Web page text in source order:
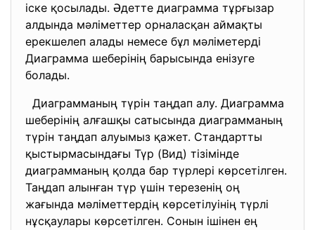
іске қосылады. Әдетте диаграмма тұрғызар
алдында мәліметтер орналасқан аймақты
ерекшелеп алады немесе бұл мәліметерді
Диаграмма шеберінің барысында енізуге
болады.
Диаграмманың түрін таңдап алу. Диаграмма
шеберінің алғашқы сатысында диаграмманың
түрін таңдап алуымыз қажет. Стандартты
қыстырмасындағы Түр (Вид) тізімінде
диаграмманың қолда бар түрлері көрсетілген.
Таңдап алынған түр үшін терезенің оң
жағында мәліметтердің көрсетілуінің түрлі
нұсқаулары көрсетілген. Сонын ішінен ең